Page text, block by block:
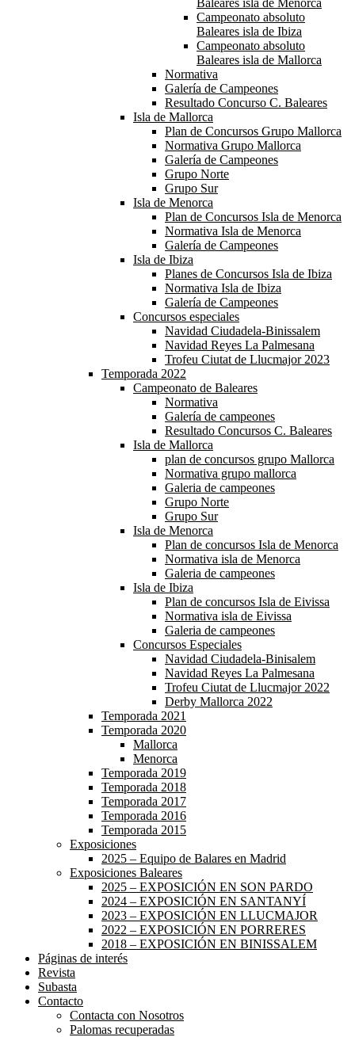
Baleares isla de Menorca
Campeonato absoluto
Baleares isla de Ibiza
Campeonato absoluto
Baleares isla de Mallorca
Normativa
Galería de Campeones
Resultado Concurso C. Baleares
Isla de Mallorca
Plan de Concursos Grupo Mallorca
Normativa Grupo Mallorca
Galería de Campeones
Grupo Norte
Grupo Sur
Isla de Menorca
Plan de Concursos Isla de Menorca
Normativa Isla de Menorca
Galería de Campeones
Isla de Ibiza
Planes de Concursos Isla de Ibiza
Normativa Isla de Ibiza
Galería de Campeones
Concursos especiales
Navidad Ciudadela-Binissalem
Navidad Reyes La Palmesana
Trofeu Ciutat de Llucmajor 2023
Temporada 2022
Campeonato de Baleares
Normativa
Galería de campeones
Resultado Concursos C. Baleares
Isla de Mallorca
plan de concursos grupo Mallorca
Normativa grupo mallorca
Galeria de campeones
Grupo Norte
Grupo Sur
Isla de Menorca
Plan de concursos Isla de Menorca
Normativa isla de Menorca
Galeria de campeones
Isla de Ibiza
Plan de concursos Isla de Eivissa
Normativa isla de Eivissa
Galeria de campeones
Concursos Especiales
Navidad Ciudadela-Binisalem
Navidad Reyes La Palmesana
Trofeu Ciutat de Llucmajor 2022
Derby Mallorca 2022
Temporada 2021
Temporada 2020
Mallorca
Menorca
Temporada 2019
Temporada 2018
Temporada 2017
Temporada 2016
Temporada 2015
Exposiciones
2025 – Equipo de Balares en Madrid
Exposiciones Baleares
2025 – EXPOSICIÓN EN SON PARDO
2024 – EXPOSICIÓN EN SANTANYÍ
2023 – EXPOSICIÓN EN LLUCMAJOR
2022 – EXPOSICIÓN EN PORRERES
2018 – EXPOSICIÓN EN BINISSALEM
Páginas de interés
Revista
Subasta
Contacto
Contacta con Nosotros
Palomas recuperadas